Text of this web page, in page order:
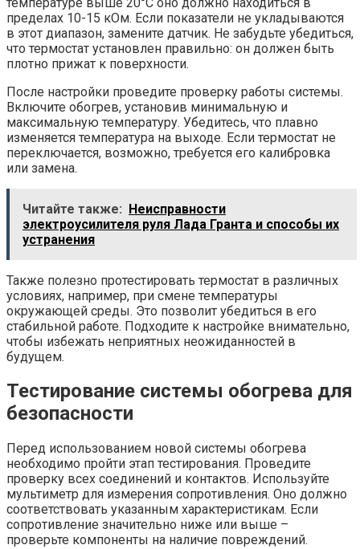
пределах 10-15 кОм. Если показатели не укладываются
в этот диапазон, замените датчик. Не забудьте убедиться,
что термостат установлен правильно: он должен быть
плотно прижат к поверхности.
После настройки проведите проверку работы системы.
Включите обогрев, установив минимальную и
максимальную температуру. Убедитесь, что плавно
изменяется температура на выходе. Если термостат не
переключается, возможно, требуется его калибровка
или замена.
Читайте также: Неисправности
электроусилителя руля Лада Гранта и способы их
устранения
Также полезно протестировать термостат в различных
условиях, например, при смене температуры
окружающей среды. Это позволит убедиться в его
стабильной работе. Подходите к настройке внимательно,
чтобы избежать неприятных неожиданностей в
будущем.
Тестирование системы обогрева для
безопасности
Перед использованием новой системы обогрева
необходимо пройти этап тестирования. Проведите
проверку всех соединений и контактов. Используйте
мультиметр для измерения сопротивления. Оно должно
соответствовать указанным характеристикам. Если
сопротивление значительно ниже или выше –
проверьте компоненты на наличие повреждений.